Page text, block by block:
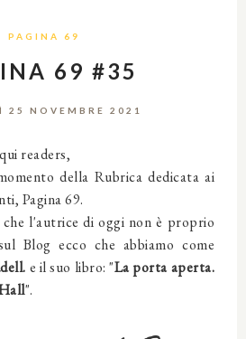
PAGINA 69
69 #35
25 NOVEMBRE 2021
readers,
della Rubrica dedicata ai
Pagina 69.
l'autrice di oggi non è proprio
Blog ecco che abbiamo come
e il suo libro: "La porta aperta.
".